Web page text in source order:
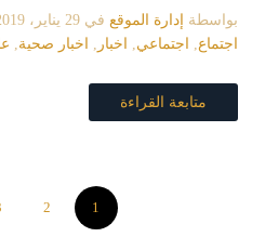
بواسطة إدارة الموقع في 29 يناير، 2019
اجتماع
اجتماعي اخبار اخبار صحية
متابعة القراءة
1
2